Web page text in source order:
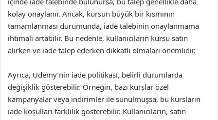
kolay onaylanır. Ancak, kursun büyük bir kısmının
tamamlanması durumunda, iade talebinin onaylanmama
ihtimali artabilir. Bu nedenle, kullanıcıların kursu satın
alırken ve iade talep ederken dikkatli olmaları önemlidir.
Ayrıca, Udemy’nin iade politikası, belirli durumlarda
değişiklik gösterebilir. Örneğin, bazı kurslar özel
kampanyalar veya indirimler ile sunulmuşsa, bu kursların
iade koşulları farklılık gösterebilir. Kullanıcıların, satın